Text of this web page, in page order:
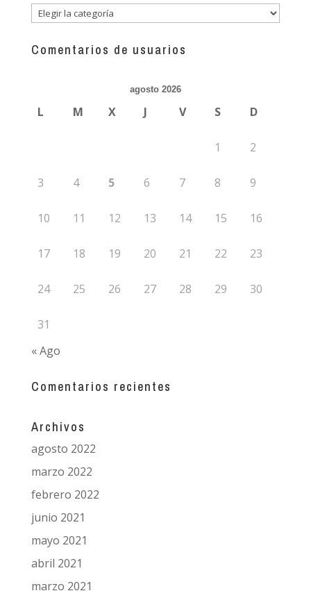
Descubre
guías
Comentarios de usuarios
agosto 2026
L M X J V S D
1 2
3 4 5 6 7 8 9
10 11 12 13 14 15 16
17 18 19 20 21 22 23
24 25 26 27 28 29 30
31
« Ago
Comentarios recientes
Archivos
agosto 2022
marzo 2022
febrero 2022
junio 2021
mayo 2021
abril 2021
marzo 2021